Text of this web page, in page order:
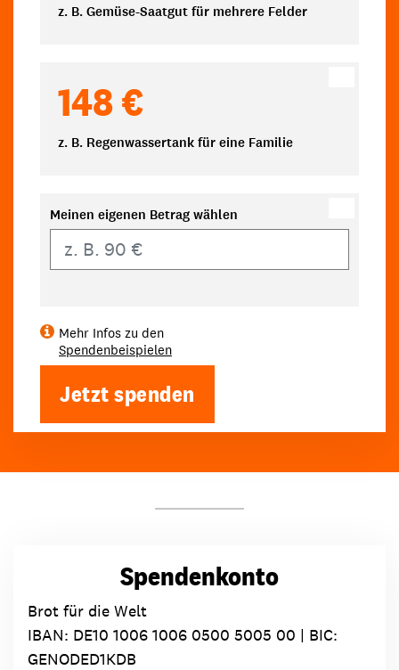
z. B. Gemüse-Saatgut für mehrere Felder
148 €
z. B. Regenwassertank für eine Familie
Meinen eigenen Betrag wählen
Mehr Infos zu den
Spendenbeispielen
Jetzt spenden
Spendenkonto
Brot für die Welt
IBAN: DE10 1006 1006 0500 5005 00 | BIC:
GENODED1KDB